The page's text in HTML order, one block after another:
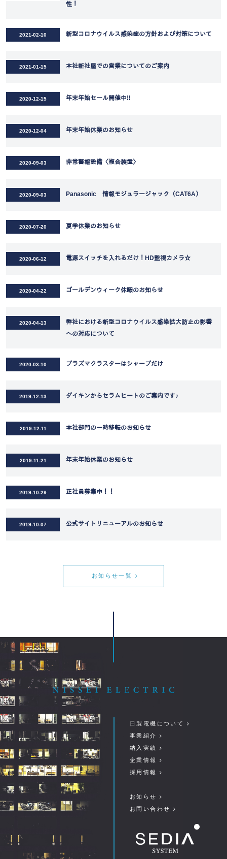
性！
2021-02-10 新型コロナウイルス感染症の方針および対策について
2021-01-15 本社新社屋での営業についてのご案内
2020-12-15 年末年始セール開催中‼
2020-12-04 年末年始休業のお知らせ
2020-09-03 非常警報設備〈複合装置〉
2020-09-03 Panasonic 情報モジュラージャック（CAT6A）
2020-07-20 夏季休業のお知らせ
2020-06-12 電源スイッチを入れるだけ！HD監視カメラ☆
2020-04-22 ゴールデンウィーク休暇のお知らせ
2020-04-13
弊社における新型コロナウイルス感染拡大防止の影響
への対応について
2020-03-10 プラズマクラスターはシャープだけ
2019-12-13 ダイキンからセラムヒートのご案内です♪
2019-12-11 本社部門の一時移転のお知らせ
2019-11-21 年末年始休業のお知らせ
2019-10-29 正社員募集中！！
2019-10-07 公式サイトリニューアルのお知らせ
お知らせ一覧
日製電機について
事業紹介
納入実績
企業情報
採用情報
お知らせ
お問い合わせ